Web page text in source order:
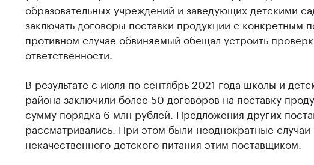
образовательных учреждений и заведующих детскими
заключать договоры поставки продукции с конкретным
противном случае обвиняемый обещал устроить
ответственности.
В результате с июля по сентябрь 2021 года школы и
района заключили более 50 договоров на поставку
сумму порядка 6 млн рублей. Предложения других
рассматривались. При этом были неоднократные случаи
некачественного детского питания этим поставщиком.